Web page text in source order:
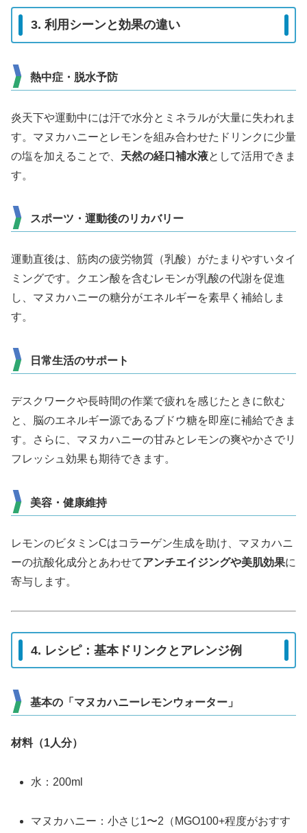
3. 利用シーンと効果の違い
熱中症・脱水予防
炎天下や運動中には汗で水分とミネラルが大量に失われま
す。マヌカハニーとレモンを組み合わせたドリンクに少量
の塩を加えることで、 天然の経口補水液として活用できま
す。
スポーツ・運動後のリカバリー
運動直後は、筋肉の疲労物質（乳酸）がたまりやすいタイ
ミングです。クエン酸を含むレモンが乳酸の代謝を促進
し、マヌカハニーの糖分がエネルギーを素早く補給しま
す。
日常生活のサポート
デスクワークや長時間の作業で疲れを感じたときに飲む
と、脳のエネルギー源であるブドウ糖を即座に補給できま
す。さらに、マヌカハニーの甘みとレモンの爽やかさでリ
フレッシュ効果も期待できます。
美容・健康維持
レモンのビタミンCはコラーゲン生成を助け、マヌカハニ
ーの抗酸化成分とあわせてアンチエイジングや美肌効果に
寄与します。
4. レシピ：基本ドリンクとアレンジ例
基本の「マヌカハニーレモンウォーター」
材料（1人分）
水：200ml
マヌカハニー：小さじ1〜2（MGO100+程度がおすす